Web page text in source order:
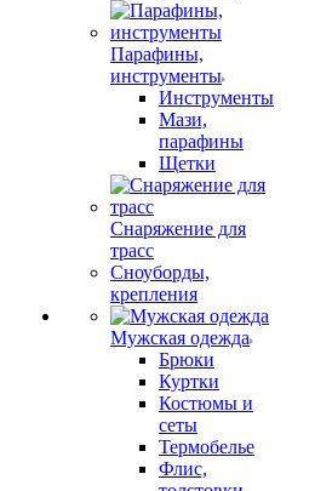
Парафины,
инструменты
Инструменты
Мази,
парафины
Щетки
Снаряжение для
трасс
Сноуборды,
крепления
Мужская одежда
Брюки
Куртки
Костюмы и
сеты
Термобелье
Флис,